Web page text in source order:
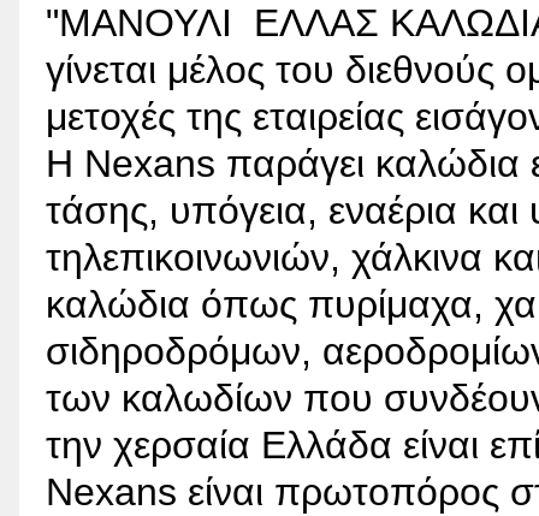
"ΜΑΝΟΥΛΙ ΕΛΛΑΣ ΚΑΛΩΔΙΑ
γίνεται μέλος του διεθνούς
μετοχές της εταιρείας
Η Νexans παράγει καλώδια
τάσης, υπόγεια, εναέρια
τηλεπικοινωνιών, χάλκινα
καλώδια όπως πυρίμαχα,
σιδηροδρόμων,
των καλωδίων που συνδέουν
την χερσαία Ελλάδα είναι
Νexans είναι πρωτοπόρος